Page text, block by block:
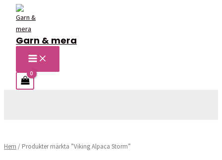
Hoppa
innehåll
Garn & mera
MAIN
MENU
Hem / Produkter märkta ”Viking Alpaca Storm”